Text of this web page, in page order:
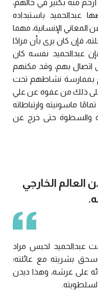
أرحم منه بكثير في حالهم،
عبدالحميد باستبداده
المعاني الإنسانية، مهما
فإن كان يرى بأن مرادًا
عبدالحميد نفسه كان
اتصال بهم، وقد مكنهم
نشاطهم تحت
على ذلك من عفوه عن علي
ماسونيته وارتباطاته
والسطوة حتى خرج عن
الخارجي
عبدالحميد لحبس مراد
وسحق بشريته مع عائلته؛
على عرشه، وهذا ديدن